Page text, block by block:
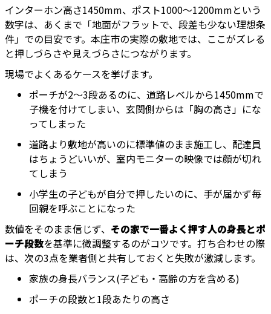
インターホン高さ1450mm、ポスト1000〜1200mmという
数字は、あくまで「地面がフラットで、段差も少ない理想条
件」での目安です。本庄市の実際の敷地では、ここがズレる
と押しづらさや見えづらさにつながります。
現場でよくあるケースを挙げます。
ポーチが2〜3段あるのに、道路レベルから1450mmで
子機を付けてしまい、玄関側からは「胸の高さ」にな
ってしまった
道路より敷地が高いのに標準値のまま施工し、配達員
はちょうどいいが、室内モニターの映像では顔が切れ
てしまう
小学生の子どもが自分で押したいのに、手が届かず毎
回親を呼ぶことになった
数値をそのまま信じず、 その家で一番よく押す人の身長とポ
ーチ段数を基準に微調整するのがコツです。打ち合わせの際
は、次の3点を業者側と共有しておくと失敗が激減します。
家族の身長バランス(子ども・高齢の方を含める)
ポーチの段数と1段あたりの高さ